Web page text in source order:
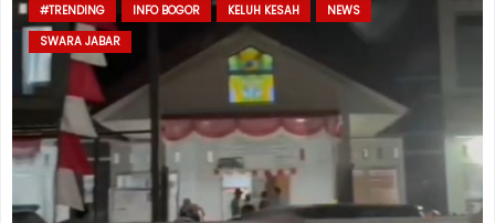
#TRENDING INFO BOGOR KELUH KESAH
NEWS
SWARA JABAR